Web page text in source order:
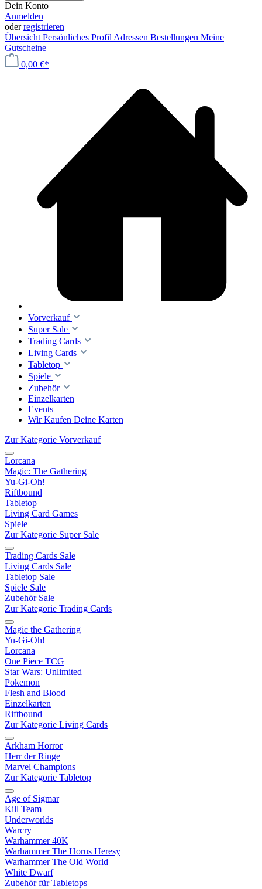
Dein Konto
Anmelden
oderregistrieren
Übersicht Persönliches Profil Adressen Bestellungen Meine
Gutscheine
0,00 €*
Vorverkauf
Super Sale
Trading Cards
Living Cards
Tabletop
Spiele
Zubehör
Einzelkarten
Events
Wir Kaufen Deine Karten
Zur Kategorie Vorverkauf
Lorcana
Magic: The Gathering
Yu-Gi-Oh!
Riftbound
Tabletop
Living Card Games
Spiele
Zur Kategorie Super Sale
Trading Cards Sale
Living Cards Sale
Tabletop Sale
Spiele Sale
Zubehör Sale
Zur Kategorie Trading Cards
Magic the Gathering
Yu-Gi-Oh!
Lorcana
One Piece TCG
Star Wars: Unlimited
Pokemon
Flesh and Blood
Einzelkarten
Riftbound
Zur Kategorie Living Cards
Arkham Horror
Herr der Ringe
Marvel Champions
Zur Kategorie Tabletop
Age of Sigmar
Kill Team
Underworlds
Warcry
Warhammer 40K
Warhammer The Horus Heresy
Warhammer The Old World
White Dwarf
Zubehör für Tabletops